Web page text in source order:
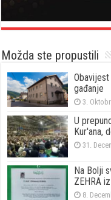
Možda ste propustili
gađanje
3.
U
Kur'ana,
31.
Na Bolji
ZEHRA
8.